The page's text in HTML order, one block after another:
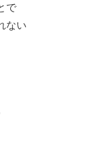
で
ない